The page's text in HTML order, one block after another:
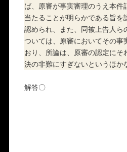
ば、原審が事実審理のうえ本件
当たることが明らかである旨
認められ、また、同被上告人ら
ついては、原審においてその事
おり、所論は、原審の認定にそ
決の非難にすぎないというほか
解答〇